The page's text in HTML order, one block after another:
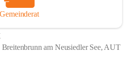
Gemeinderat
Breitenbrunn am Neusiedler See, AUT